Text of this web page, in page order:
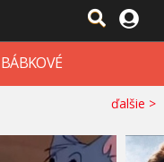
BÁBKOVÉ
ďalšie >